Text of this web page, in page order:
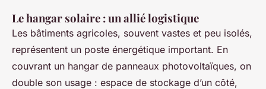
Le hangar solaire : un allié logistique
Les bâtiments agricoles, souvent vastes et peu isolés,
représentent un poste énergétique important. En
couvrant un hangar de panneaux photovoltaïques, on
double son usage : espace de stockage d’un côté,